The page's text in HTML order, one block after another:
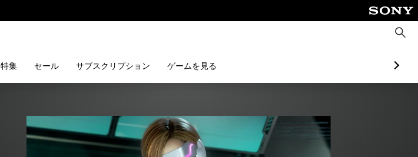
検
索
特集 セール サブスクリプション ゲームを見る